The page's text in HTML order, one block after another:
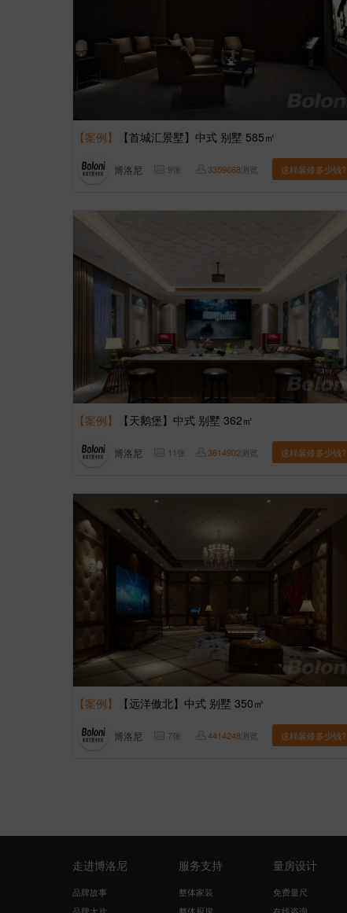
【案例】 【首城汇景墅】中式 别墅 585㎡
博洛尼 9张 3359668浏览 这样装修多少钱?
【案例】 【天鹅堡】中式 别墅 362㎡
博洛尼 11张 3614902浏览 这样装修多少钱?
【案例】 【远洋傲北】中式 别墅 350㎡
博洛尼 7张 4414248浏览 这样装修多少钱?
走进博洛尼
品牌故事
服务支持
整体家装
量房设计
免费量尺